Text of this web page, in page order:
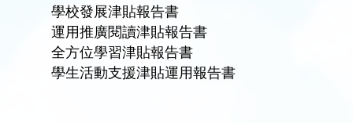
學校發展津貼報告書
運用推廣閱讀津貼報告書
全方位學習津貼報告書
學生活動支援津貼運用報告書